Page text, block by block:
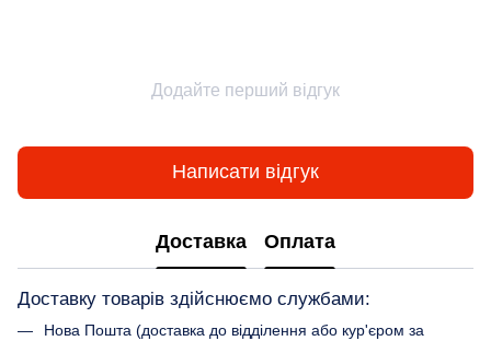
Додайте перший відгук
Написати відгук
Доставка Оплата
Доставку товарів здійснюємо службами:
Нова Пошта (доставка до відділення або кур'єром за